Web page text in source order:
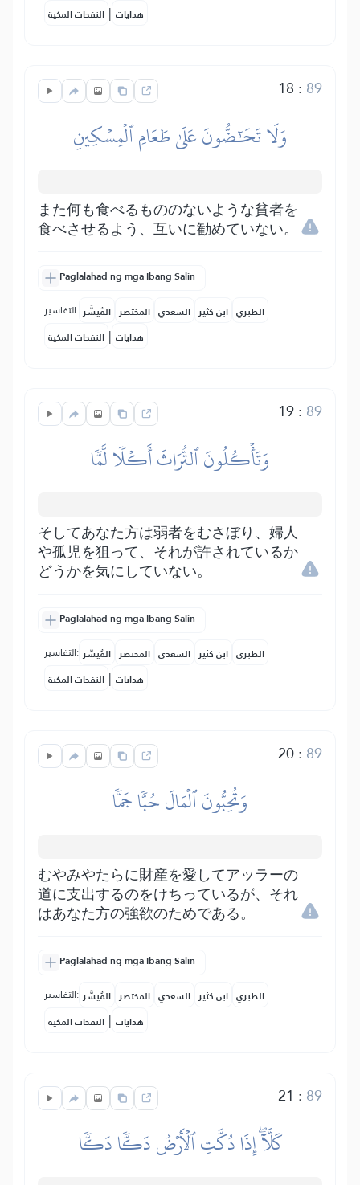
النفحات المكية | هدايات
18 : 89
وَلَا تَحَٰٓضُّونَ عَلَىٰ طَعَامِ ٱلۡمِسۡكِينِ
また何も食べるもののないような貧者を
食べさせるよう、互いに勧めていない。
Paglalahad ng mga Ibang Salin
التفاسير: المُيسَّر المختصر السعدي ابن كثير الطبري
النفحات المكية | هدايات
19: 89
وَتَأۡكُلُونَ ٱلتُّرَاثَ أَكۡلٗا لَّمّٗا
そしてあなた方は弱者をむさぼり、婦人
や孤児を狙って、それが許されているか
どうかを気にしていない。
Paglalahad ng mga Ibang Salin
التفاسير: المُيسَّر المختصر السعدي ابن كثير الطبري
النفحات المكية | هدايات
20: 89
وَتُحِبُّونَ ٱلۡمَالَ حُبّٗا جَمّٗا
むやみやたらに財産を愛してアッラーの
道に支出するのをけちっているが、それ
はあなた方の強欲のためである。
Paglalahad ng mga Ibang Salin
التفاسير: المُيسَّر المختصر السعدي ابن كثير الطبري
النفحات المكية | هدايات
21 : 89
كَلَّآۖ إِذَا دُكَّتِ ٱلۡأَرۡضُ دَكّٗا دَكّٗا